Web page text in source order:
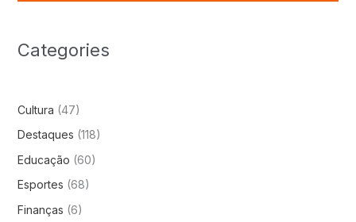
Categories
Cultura (47)
Destaques (118)
Educação (60)
Esportes (68)
Finanças (6)